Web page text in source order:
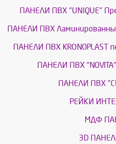
ПАНЕЛИ ПВХ "UNIQUE"
ПАНЕЛИ ПВХ
ПАНЕЛИ ПВХ KRONOPLAST
ПАНЕЛИ ПВХ
ПАНЕЛИ ПВХ
РЕЙКИ
МДФ
3D